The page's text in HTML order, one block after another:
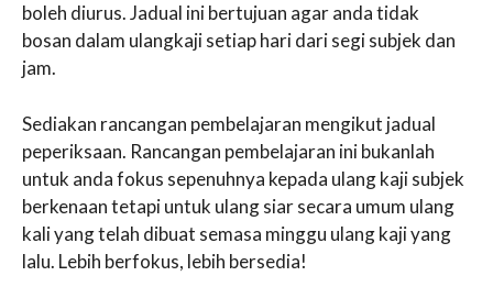
boleh diurus. Jadual ini bertujuan agar anda tidak
bosan dalam ulangkaji setiap hari dari segi subjek dan
jam.
Sediakan rancangan pembelajaran mengikut jadual
peperiksaan. Rancangan pembelajaran ini bukanlah
untuk anda fokus sepenuhnya kepada ulang kaji subjek
berkenaan tetapi untuk ulang siar secara umum ulang
kali yang telah dibuat semasa minggu ulang kaji yang
lalu. Lebih berfokus, lebih bersedia!